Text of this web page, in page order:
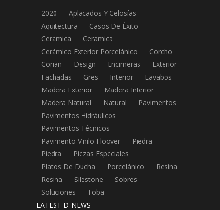
2020
Aplacados Y Celosías
Aquitectura
Casos De Éxito
Ceramica
Ceramica
Cerámico Exterior Porcelánico
Corcho
Corian
Design Encimeras
Exterior
Fachadas
Gres Interior
Lavabos
Madera Exterior
Madera Interior
Madera Natural
Natural
Pavimentos
Pavimentos Hidráulicos
Pavimentos Técnicos
Pavimento Vinilo Floover
Piedra
Piedra
Piezas Especiales
Platos De Ducha
Porcelánico
Resina
Resina
Silestone
Sobres
Soluciones
Toba
LATEST D-NEWS